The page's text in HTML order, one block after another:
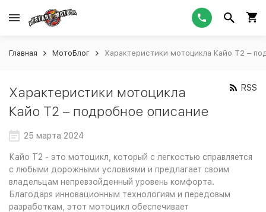
Главная МотоБлог Характеристики мотоцикла Кайо Т2 –
Характеристики мотоцикла
Кайо Т2 – подробное описание
RSS
25 марта 2024
Кайо Т2 - это мотоцикл, который с легкостью справляется
с любыми дорожными условиями и предлагает своим
владельцам непревзойденный уровень комфорта.
Благодаря инновационным технологиям и передовым
разработкам, этот мотоцикл обеспечивает